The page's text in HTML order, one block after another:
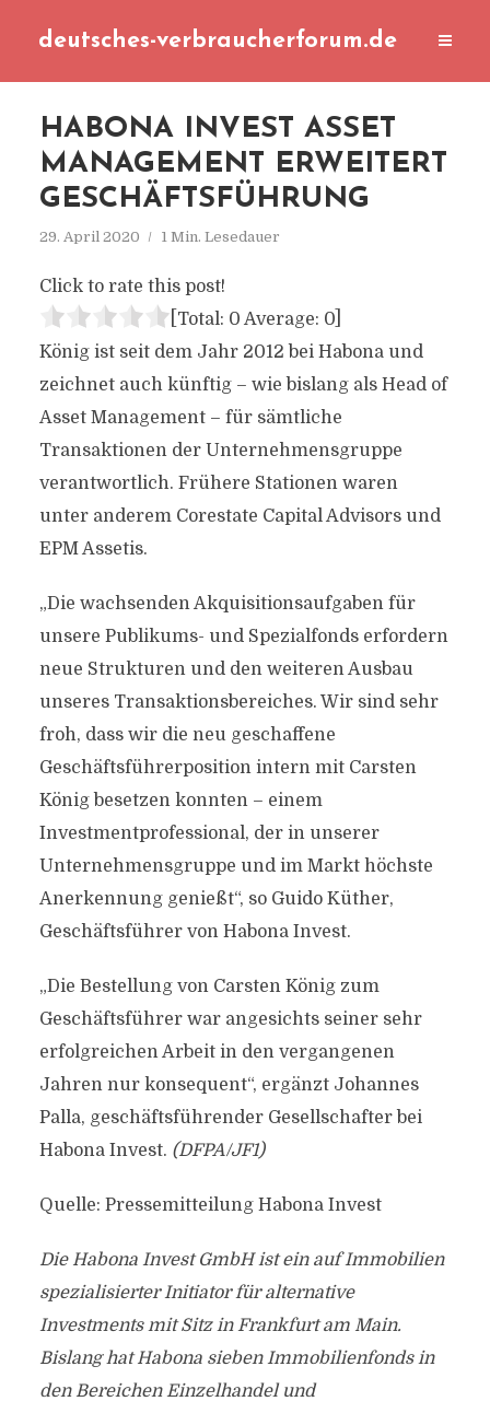
deutsches-verbraucherforum.de
HABONA INVEST ASSET
MANAGEMENT ERWEITERT
GESCHÄFTSFÜHRUNG
29. April 2020 1 Min. Lesedauer
Click to rate this post!
[Total: 0 Average: 0]
König ist seit dem Jahr 2012 bei Habona und
zeichnet auch künftig – wie bislang als Head of
Asset Management – für sämtliche
Transaktionen der Unternehmensgruppe
verantwortlich. Frühere Stationen waren
unter anderem Corestate Capital Advisors und
EPM Assetis.
„Die wachsenden Akquisitionsaufgaben für
unsere Publikums- und Spezialfonds erfordern
neue Strukturen und den weiteren Ausbau
unseres Transaktionsbereiches. Wir sind sehr
froh, dass wir die neu geschaffene
Geschäftsführerposition intern mit Carsten
König besetzen konnten – einem
Investmentprofessional, der in unserer
Unternehmensgruppe und im Markt höchste
Anerkennung genießt“, so Guido Küther,
Geschäftsführer von Habona Invest.
„Die Bestellung von Carsten König zum
Geschäftsführer war angesichts seiner sehr
erfolgreichen Arbeit in den vergangenen
Jahren nur konsequent“, ergänzt Johannes
Palla, geschäftsführender Gesellschafter bei
Habona Invest. (DFPA/JF1)
Quelle: Pressemitteilung Habona Invest
Die Habona Invest GmbH ist ein auf Immobilien
spezialisierter Initiator für alternative
Investments mit Sitz in Frankfurt am Main.
Bislang hat Habona sieben Immobilienfonds in
den Bereichen Einzelhandel und